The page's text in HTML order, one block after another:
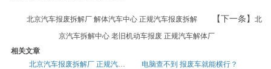
北京汽车报废拆解厂 解体汽车中心 正规汽车报废拆解 【下一条】 北
京汽车拆解中心 老旧机动车报废 正规汽车解体厂
相关文章
北京汽车报废拆解厂 正规汽车报废厂 热线：01058546068
电脑查不到 报废车就能横行？